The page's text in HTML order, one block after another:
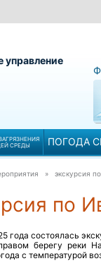
СРЕДЫ
ПОГОДА
» экскурсия
по
года состоялась
берегу реки
с температурой